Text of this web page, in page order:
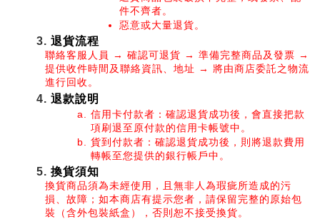
件不齊者。
惡意或大量退貨。
退貨流程
聯絡客服人員 → 確認可退貨 → 準備完整商品及發票 →
提供收件時間及聯絡資訊、地址 → 將由商店委託之物流
進行回收。
退款說明
信用卡付款者：確認退貨成功後，會直接把款
項刷退至原付款的信用卡帳號中。
貨到付款者：確認退貨成功後，則將退款費用
轉帳至您提供的銀行帳戶中。
換貨須知
換貨商品須為未經使用，且無非人為瑕疵所造成的污
損、故障；如本商店有提示您者，請保留完整的原始包
裝（含外包裝紙盒），否則恕不接受換貨。